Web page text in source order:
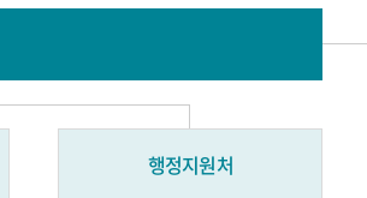
행정지원처